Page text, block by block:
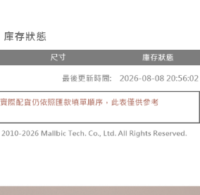
tempoh ansuran yang tersedia, dan yuran
transaksi seterusnya.
dalam masa 30 minit selepas pesanan
gagal dalam proses semakan, pesanan
Jika permohonan gagal pada
menerima pemberitahuan tolak aplikasi
apabila anda menerima produk. Sila buat
serbaneka utama, ATM atau perbankan
atau pemberitahuan tolak aplikasi
tempoh pembayaran adalah 14 hari. Walau
yang telah memuat turun Aplikasi AFTEE
dari masa kedai meminta pembayaran anda,
percuma untuk pesanan
percuma untuk pesanan